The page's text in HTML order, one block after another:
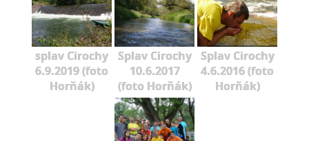
splav Cirochy
6.9.2019 (foto
Horňák)
Splav Cirochy
10.6.2017
(foto Horňák)
Splav Cirochy
4.6.2016 (foto
Horňák)